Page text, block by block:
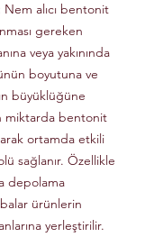
Nem alıcı bentonit
gereken
veya yakınında
boyutuna ve
büyüklüğüne
miktarda bentonit
ortamda etkili
sağlanır. Özellikle
depolama
ürünlerin
yerleştirilir.